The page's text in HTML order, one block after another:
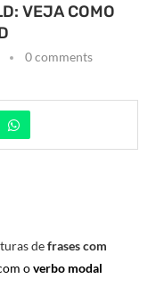
VEJA COMO
0 comments
defrases com
overbo modal